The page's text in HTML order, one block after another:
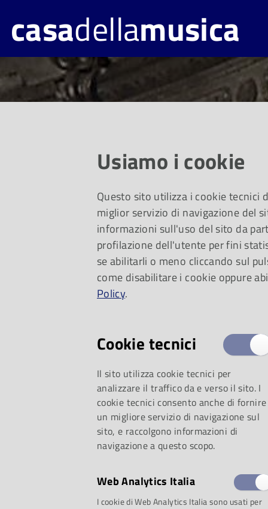
casadellamusica
Usiamo i cookie
Questo sito utilizza i cookie tecnici
miglior servizio di navigazione del
informazioni sull'uso del sito da
profilazione dell'utente per fini
se abilitarli o meno cliccando sul
come disabilitare i cookie oppure
Policy.
Cookie tecnici
Il sito utilizza cookie tecnici per
analizzare il traffico da e verso il sito. I
cookie tecnici consento anche di fornire
un migliore servizio di navigazione sul
sito, e raccolgono informazioni di
navigazione a questo scopo.
Web Analytics Italia
I cookie di Web Analytics Italia sono usati per